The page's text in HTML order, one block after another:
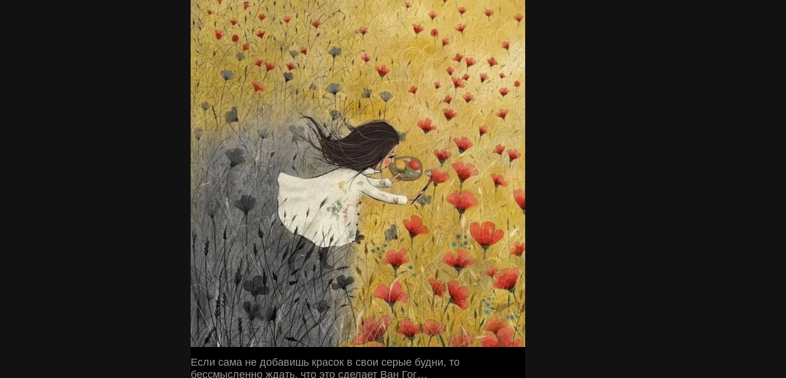
Если сама не добавишь красок в свои серые будни, то
бессмысленно ждать, что это сделает Ван Гог…